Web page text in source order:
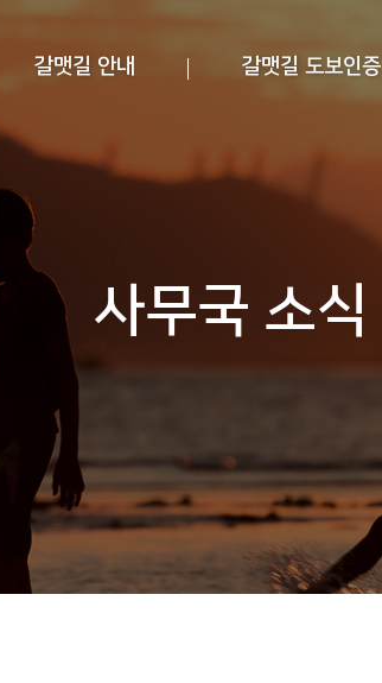
갈맷길 안내 갈맷길 도보인증
사무국 소식